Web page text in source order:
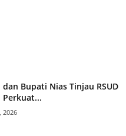
Bupati Nias Tinjau RSUD
Perkuat...
2026